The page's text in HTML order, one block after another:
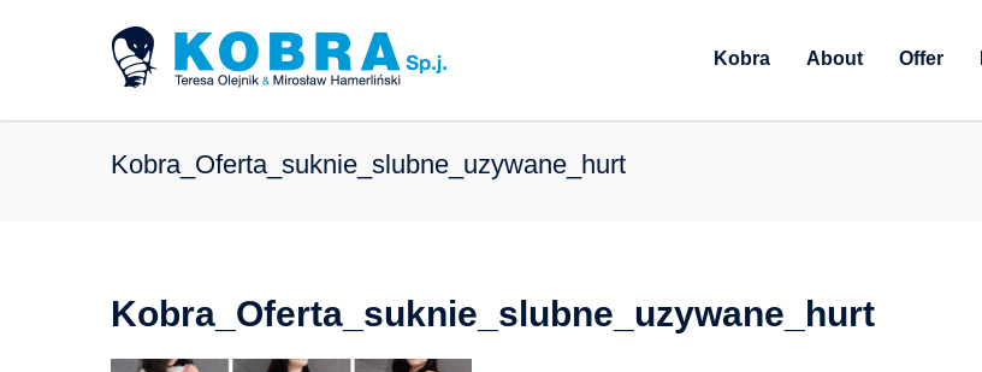
Kobra About Offer
Kobra_Oferta_suknie_slubne_uzywane_hurt
Kobra_Oferta_suknie_slubne_uzywane_hurt